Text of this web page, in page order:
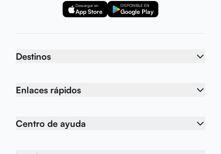
Descargar en
App Store
DISPONIBLE EN
Google Play
Destinos
Enlaces rápidos
Centro de ayuda